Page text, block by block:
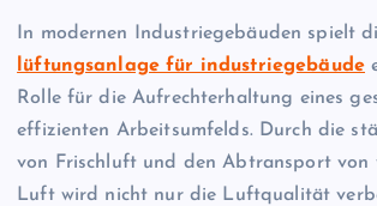
In modernen Industriegebäuden spielt
lüftungsanlage für industriegebäude
Rolle für die Aufrechterhaltung eines
effizienten Arbeitsumfelds. Durch die
von Frischluft und den Abtransport von
Luft wird nicht nur die Luftqualität